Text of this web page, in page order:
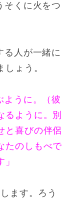
そくに火をつ
る人が一緒に
ょう。
ように。（彼
るように。別
と喜びの伴侶
たのしもべで
ます。ろう